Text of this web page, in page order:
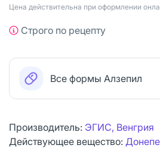
Цена действительна при оформлении
Строго по рецепту
Все формы Алзепил
Производитель: ЭГИС, Венгрия
Действующее вещество: